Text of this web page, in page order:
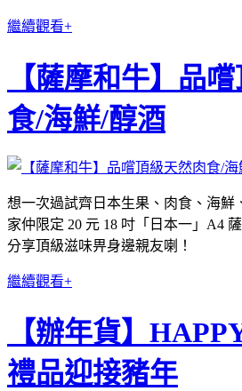
繼續觀看+
【薩摩和牛】品
食/海鮮/醇酒
想一次過試齊日本生果、肉食、海鮮
家仲限定 20 元 18 吋「日本一」A4
分享頂級滋味畀身邊親友喇！
繼續觀看+
【辦年貨】
禮品迎接豬年